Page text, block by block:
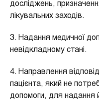
досліджень,
лікувальних заходів.
3. Надання медичної
невідкладному стані.
4. Направлення
пацієнта, який не
допомоги, для надання